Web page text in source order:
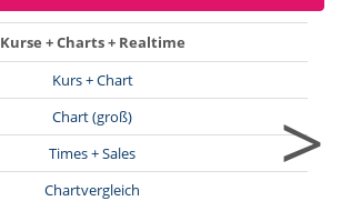
Kurse + Charts + Realtime
Kurs + Chart
Chart (groß)
Times + Sales
Chartvergleich
>